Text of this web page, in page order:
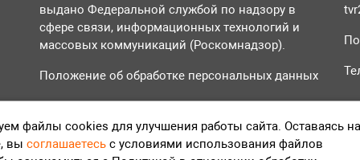
выдано Федеральной службой по надзору в
сфере связи, информационных технологий и
массовых коммуникаций (Роскомнадзор).
Положение об обработке персональных данных
Согласие на обработку персональных данных
файлы cookies для улучшения работы сайта. Оставаясь на
вы соглашаетесь с условиями использования файлов